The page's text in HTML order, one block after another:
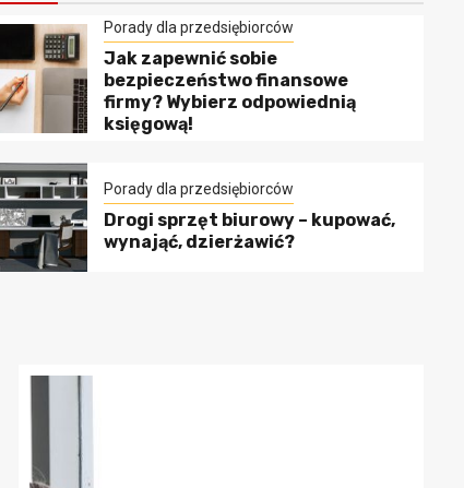
Porady dla przedsiębiorców
Jak zapewnić sobie
bezpieczeństwo finansowe
firmy? Wybierz odpowiednią
księgową!
Porady dla przedsiębiorców
Drogi sprzęt biurowy – kupować,
wynająć, dzierżawić?